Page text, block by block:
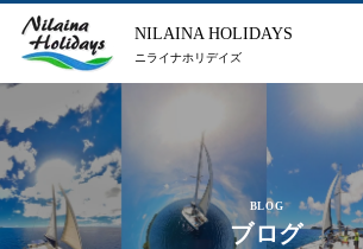
NILAINA HOLIDAYS
ニライナホリデイズ
BLOG
ブログ